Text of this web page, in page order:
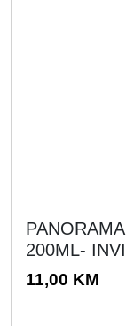
200ML-
11,00 KM